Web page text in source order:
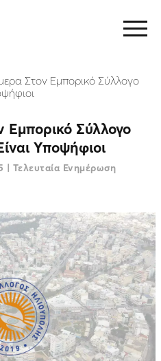
Στον Εμπορικό Σύλλογο
Εμπορικό Σύλλογο
Υποψήφιοι
| Τελευταία Ενημέρωση